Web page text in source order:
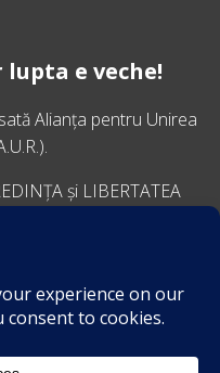
e veche!
Alianța pentru Unirea
și LIBERTATEA
DE NOI